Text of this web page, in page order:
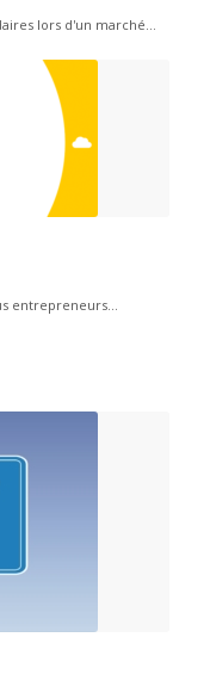
lors d'un marché…
entrepreneurs…